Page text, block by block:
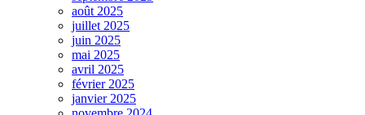
août 2025
juillet 2025
juin 2025
mai 2025
avril 2025
février 2025
janvier 2025